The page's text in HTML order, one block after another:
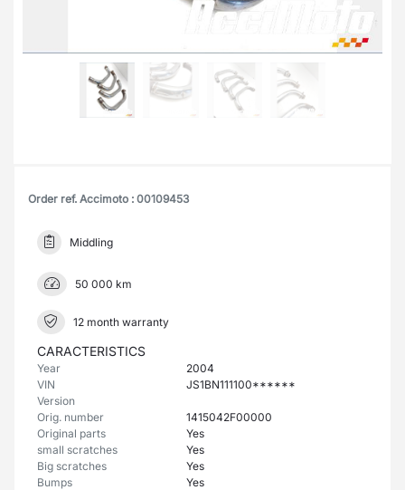
Order ref. Accimoto : 00109453
Middling
50 000 km
12 month warranty
CARACTERISTICS
Year
2004
VIN
JS1BN111100******
Version
Orig. number
1415042F00000
Original parts
Yes
small scratches
Yes
Big scratches
Yes
Bumps
Yes